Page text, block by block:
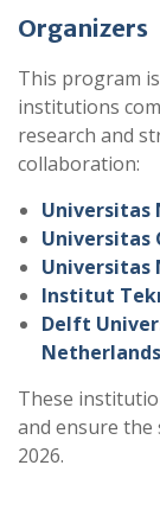
t
s
A
p
p
e
r
a
m
Organizers
This program
institutions
research and
collaboration:
Universitas
Universitas
Universitas
Institut
Delft
Netherlands
These
and ensure the
2026.